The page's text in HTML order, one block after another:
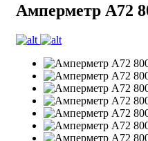
Амперметр А72